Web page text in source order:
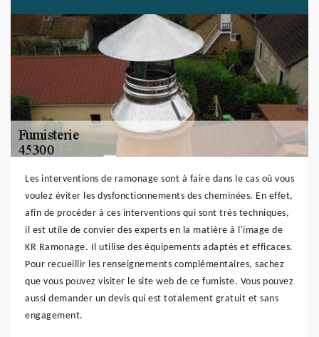
Les interventions de ramonage sont à faire dans le cas où vous
voulez éviter les dysfonctionnements des cheminées. En effet,
afin de procéder à ces interventions qui sont très techniques,
il est utile de convier des experts en la matière à l'image de
KR Ramonage. Il utilise des équipements adaptés et efficaces.
Pour recueillir les renseignements complémentaires, sachez
que vous pouvez visiter le site web de ce fumiste. Vous pouvez
aussi demander un devis qui est totalement gratuit et sans
engagement.